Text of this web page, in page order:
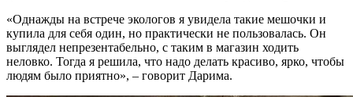
«Однажды на встрече экологов я увидела такие мешочки и
купила для себя один, но практически не пользовалась. Он
выглядел непрезентабельно, с таким в магазин ходить
неловко. Тогда я решила, что надо делать красиво, ярко, чтобы
людям было приятно», – говорит Дарима.